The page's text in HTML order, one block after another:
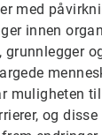
med
innen
grunnlegger
muligheten
og